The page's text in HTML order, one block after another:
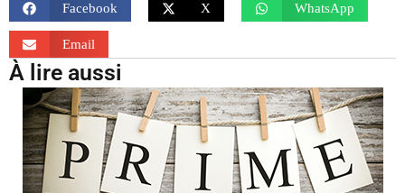
Facebook X WhatsApp
Email
À lire aussi